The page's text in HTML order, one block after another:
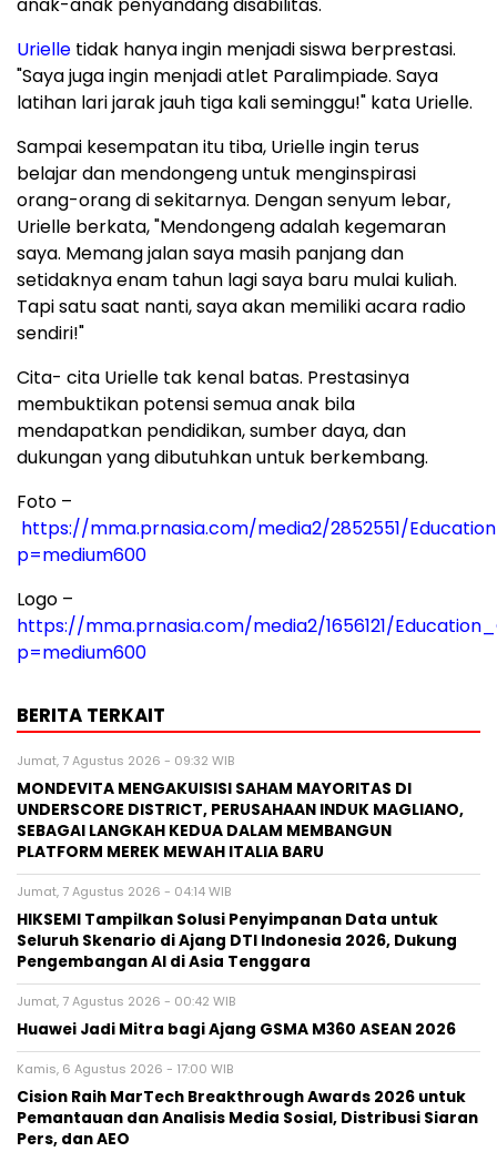
anak-anak penyandang disabilitas.
Urielle tidak hanya ingin menjadi siswa berprestasi.
"Saya juga ingin menjadi atlet Paralimpiade. Saya
latihan lari jarak jauh tiga kali seminggu!" kata Urielle.
Sampai kesempatan itu tiba, Urielle ingin terus
belajar dan mendongeng untuk menginspirasi
orang-orang di sekitarnya. Dengan senyum lebar,
Urielle berkata, "Mendongeng adalah kegemaran
saya. Memang jalan saya masih panjang dan
setidaknya enam tahun lagi saya baru mulai kuliah.
Tapi satu saat nanti, saya akan memiliki acara radio
sendiri!"
Cita- cita Urielle tak kenal batas. Prestasinya
membuktikan potensi semua anak bila
mendapatkan pendidikan, sumber daya, dan
dukungan yang dibutuhkan untuk berkembang.
Foto –
https://mma.prnasia.com/media2/2852551/
p=medium600
Logo –
https://mma.prnasia.com/media2/1656121/
p=medium600
BERITA TERKAIT
Jumat, 7 Agustus 2026 - 09:32 WIB
MONDEVITA MENGAKUISISI SAHAM MAYORITAS DI
UNDERSCORE DISTRICT, PERUSAHAAN INDUK MAGLIANO,
SEBAGAI LANGKAH KEDUA DALAM MEMBANGUN
PLATFORM MEREK MEWAH ITALIA BARU
Jumat, 7 Agustus 2026 - 04:14 WIB
HIKSEMI Tampilkan Solusi Penyimpanan Data untuk
Seluruh Skenario di Ajang DTI Indonesia 2026, Dukung
Pengembangan AI di Asia Tenggara
Jumat, 7 Agustus 2026 - 00:42 WIB
Huawei Jadi Mitra bagi Ajang GSMA M360 ASEAN 2026
Kamis, 6 Agustus 2026 - 17:00 WIB
Cision Raih MarTech Breakthrough Awards 2026 untuk
Pemantauan dan Analisis Media Sosial, Distribusi Siaran
Pers, dan AEO